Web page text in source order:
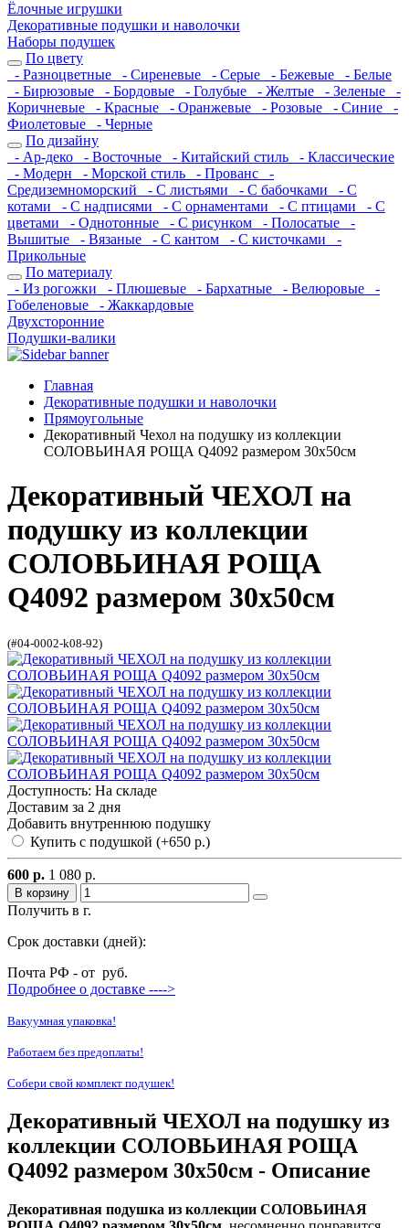
Ёлочные игрушки
Декоративные подушки и наволочки
Наборы подушек
По цвету
- Разноцветные
- Сиреневые - Серые - Бежевые
- Белые
- Бирюзовые
- Бордовые - Голубые - Желтые - Зеленые
-
Коричневые
- Красные - Оранжевые - Розовые - Синие
-
Фиолетовые
- Черные
По дизайну
- Ар-деко
- Восточные - Китайский стиль
- Классические
- Модерн
- Морской стиль - Прованс
-
Средиземноморский
- С листьями - С бабочками
- С
котами
- С надписями - С орнаментами - С птицами
- С
цветами
- Однотонные - С рисунком - Полосатые
-
Вышитые
- Вязаные - С кантом - С кисточками
-
Прикольные
По материалу
- Из рогожки
- Плюшевые - Бархатные - Велюровые
-
Гобеленовые
- Жаккардовые
Двухсторонние
Подушки-валики
Главная
Декоративные подушки и наволочки
Прямоугольные
Декоративный Чехол на подушку из коллекции
СОЛОВЬИНАЯ РОЩА Q4092 размером 30х50см
Декоративный ЧЕХОЛ на
подушку из коллекции
СОЛОВЬИНАЯ РОЩА
Q4092 размером 30х50см
(#04-0002-k08-92)
Доступность: На складе
Доставим за 2 дня
Добавить внутреннюю подушку
Купить с подушкой (+650 р.)
600 р. 1 080 р.
В корзину
Получить в г.
Срок доставки (дней):
Почта РФ - от руб.
Подробнее о доставке ---->
Вакуумная упаковка!
Работаем без предоплаты!
Собери свой комплект подушек!
Декоративный ЧЕХОЛ на подушку из
коллекции СОЛОВЬИНАЯ РОЩА
Q4092 размером 30х50см - Описание
Декоративная подушка из коллекции СОЛОВЬИНАЯ